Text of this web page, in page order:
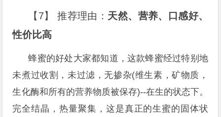
【7】 推荐理由： 天然、营养、口感好、
性价比高
蜂蜜的好处大家都知道，这款蜂蜜经过特别地
未煮过收割，未过滤，无掺杂(维生素，矿物质，
生化酶和所有的营养物质被保存)--在生的状态下。
完全结晶，热量聚集，这是真正的生蜜的固体状